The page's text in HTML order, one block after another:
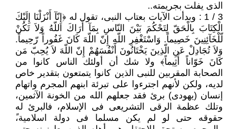
الذى يفلت بجريمته..
3 / 1 : وبدأت الآيات بعتاب النبى، تقول له ﴿إِنّآ أَنْزَلْنَا إِلَيْكَ
الْكِتَابَ بِالْحَقّ لِتَحْكُمَ بَيْنَ النّاسِ بِمَآ أَرَاكَ اللّهُ وَلاَ تَكُنْ
لّلْخَآئِنِينَ خَصِيماً. وَاسْتَغْفِرِ اللّهِ إِنّ اللّهَ كَانَ غَفُوراً رّحِيماً.
وَلاَ تُجَادِلْ عَنِ الّذِينَ يَخْتَانُونَ أَنْفُسَهُمْ إِنّ اللّهَ لاَ يُحِبّ مَن
كَانَ خَوّاناً أَثِيماً﴾ ولا شك أن أولئك الناس كانوا من
الصحابة المقربين للنبى الذين كانوا يتمتعون بتقدير خاص
لديه، ولكن لأنهم اجترءوا على تبرئة ابنهم المجرم واتهام
إنسان (يهودى) برئ فقد جعلهم الله من الخونة الآثمين،
وتلك عظمة الرقى التشريعى فى الإسلام، فالبرئ له
حقوقه حتى لو لم يكن مسلما فى دولة اسلامية،ً